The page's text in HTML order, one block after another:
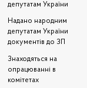
депутатам України
Надано народним
депутатам України
документів до ЗП
Знаходяться на
опрацюванні в
комітетах